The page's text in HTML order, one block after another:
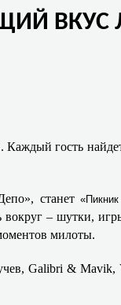
ВКУС
гость
станет
вокруг – шутки,
милоты.
Galibri &